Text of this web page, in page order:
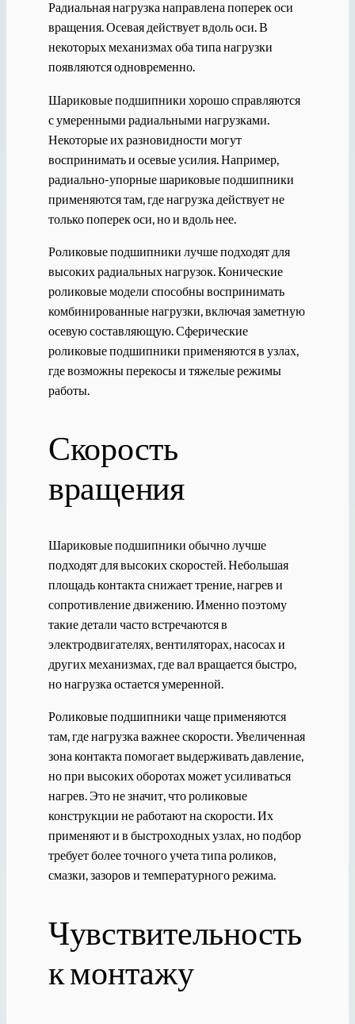
Радиальная нагрузка направлена поперек оси
вращения. Осевая действует вдоль оси. В
некоторых механизмах оба типа нагрузки
появляются одновременно.
Шариковые подшипники хорошо справляются
с умеренными радиальными нагрузками.
Некоторые их разновидности могут
воспринимать и осевые усилия. Например,
радиально-упорные шариковые подшипники
применяются там, где нагрузка действует не
только поперек оси, но и вдоль нее.
Роликовые подшипники лучше подходят для
высоких радиальных нагрузок. Конические
роликовые модели способны воспринимать
комбинированные нагрузки, включая заметную
осевую составляющую. Сферические
роликовые подшипники применяются в узлах,
где возможны перекосы и тяжелые режимы
работы.
Скорость
вращения
Шариковые подшипники обычно лучше
подходят для высоких скоростей. Небольшая
площадь контакта снижает трение, нагрев и
сопротивление движению. Именно поэтому
такие детали часто встречаются в
электродвигателях, вентиляторах, насосах и
других механизмах, где вал вращается быстро,
но нагрузка остается умеренной.
Роликовые подшипники чаще применяются
там, где нагрузка важнее скорости. Увеличенная
зона контакта помогает выдерживать давление,
но при высоких оборотах может усиливаться
нагрев. Это не значит, что роликовые
конструкции не работают на скорости. Их
применяют и в быстроходных узлах, но подбор
требует более точного учета типа роликов,
смазки, зазоров и температурного режима.
Чувствительность
к монтажу